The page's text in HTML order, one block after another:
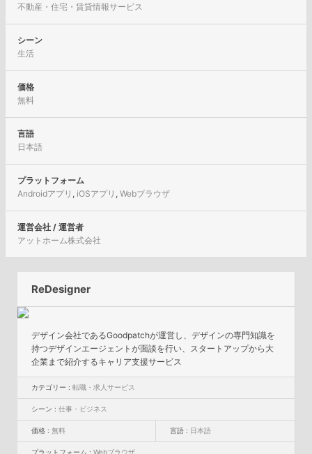
不動産・住宅・賃貸情報サービス
シーン
生活
価格
無料
言語
日本語
プラットフォーム
Androidアプリ
iOSアプリ ,Webブラウザ
運営会社 / 運営者
アットホーム株式会社
ReDesigner
デザイン会社であるGoodpatchが運営し、デザインの専門知識を
持つデザインエージェントが面談を行い、スタートアップから大
企業まで紹介するキャリア支援サービス
カテゴリー :転職・求人サービス
シーン :仕事・ビジネス
価格 :無料 言語 : 日本語
プラットフォーム :Webブラウザ